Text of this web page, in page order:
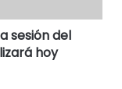
sesión del
hoy